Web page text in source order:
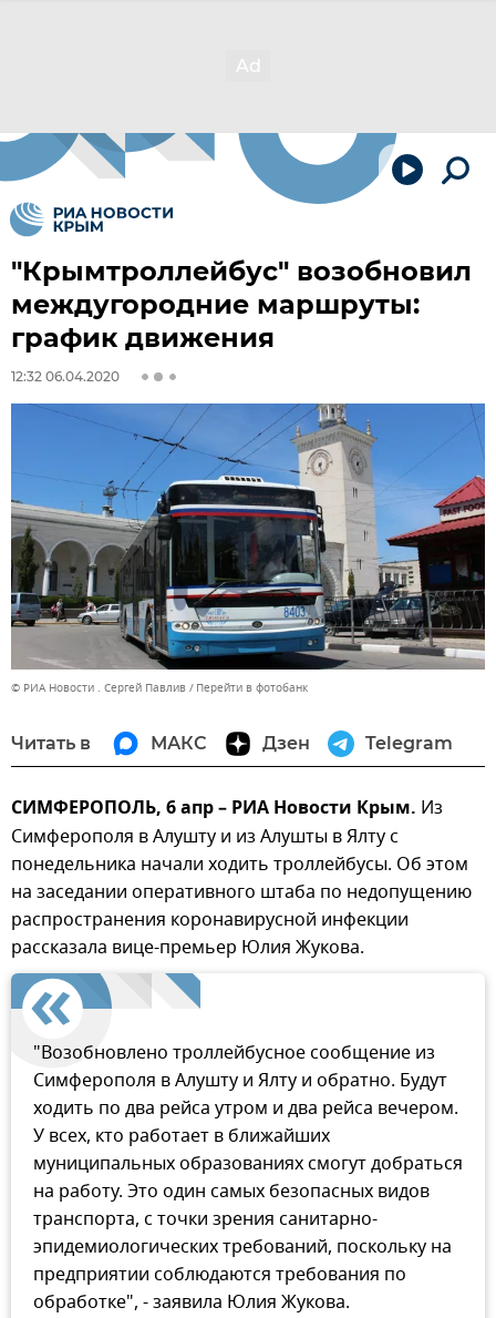
"Крымтроллейбус" возобновил
междугородние маршруты:
график движения
12:32 06.04.2020
© РИА Новости . Сергей Павлив Перейти в фотобанк
Читать в МАКС Дзен Telegram
СИМФЕРОПОЛЬ, 6 апр – РИА Новости Крым. Из
Симферополя в Алушту и из Алушты в Ялту с
понедельника начали ходить троллейбусы. Об этом
на заседании оперативного штаба по недопущению
распространения коронавирусной инфекции
рассказала вице-премьер Юлия Жукова.
"Возобновлено троллейбусное сообщение из
Симферополя в Алушту и Ялту и обратно. Будут
ходить по два рейса утром и два рейса вечером.
У всех, кто работает в ближайших
муниципальных образованиях смогут добраться
на работу. Это один самых безопасных видов
транспорта, с точки зрения санитарно-
эпидемиологических требований, поскольку на
предприятии соблюдаются требования по
обработке", - заявила Юлия Жукова.